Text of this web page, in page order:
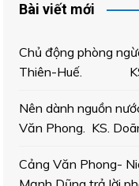
Bài viết mới
Chủ động phòng
Thiên-Huế. KS.
Nên dành nguồn
Văn Phong. KS.
Cảng Văn Phong-